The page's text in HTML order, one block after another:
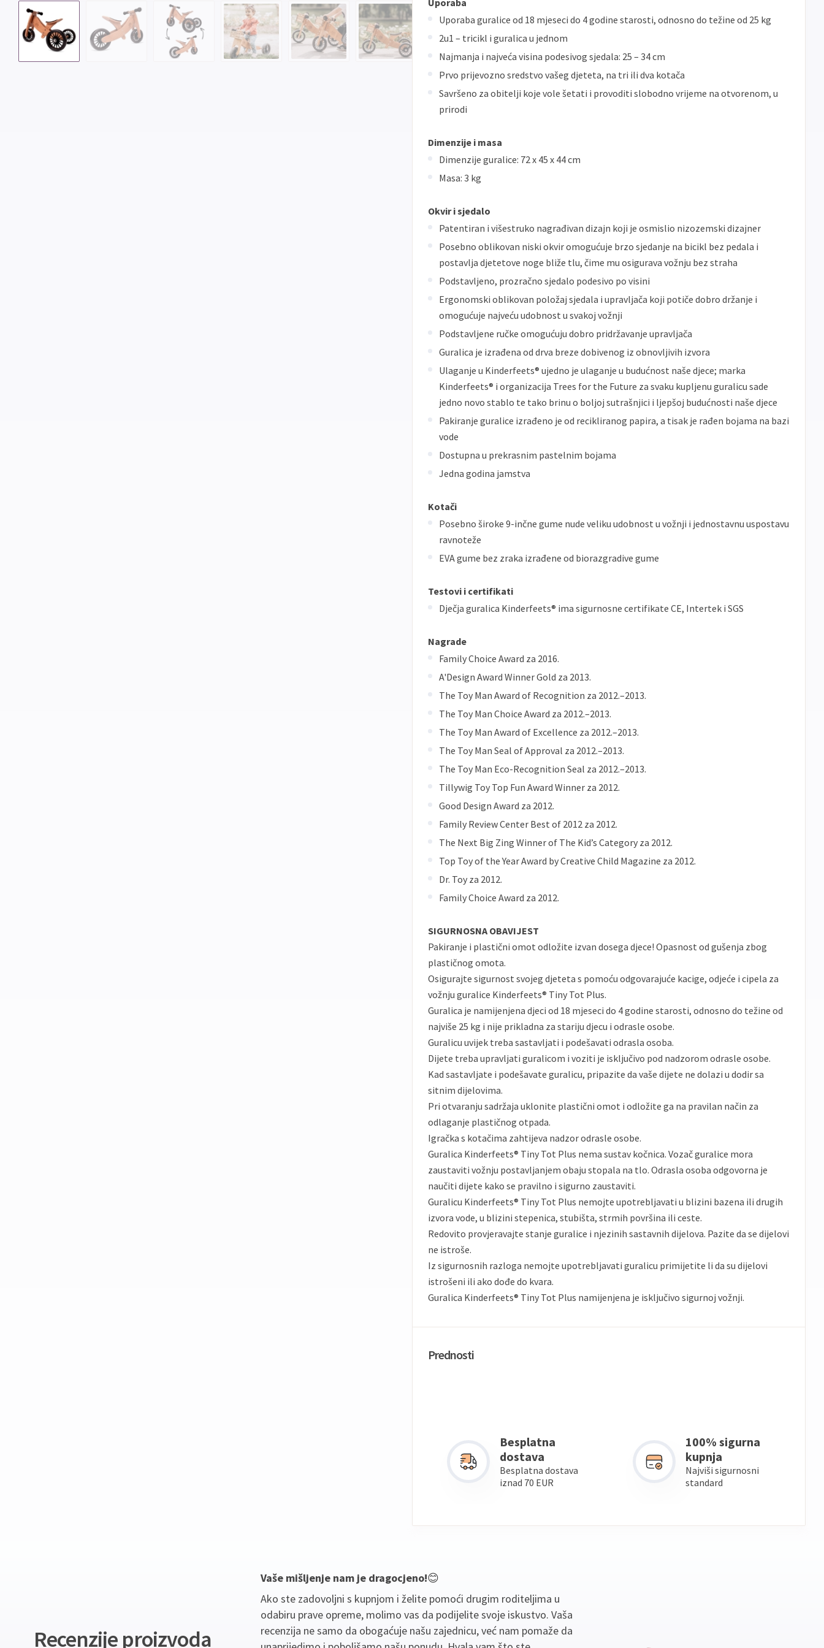
Uporaba
Uporaba guralice od 18 mjeseci do 4 godine starosti, odnosno do težine od 25 kg
2u1 – tricikl i guralica u jednom
Najmanja i najveća visina podesivog sjedala: 25 – 34 cm
Prvo prijevozno sredstvo vašeg djeteta, na tri ili dva kotača
Savršeno za obitelji koje vole šetati i provoditi slobodno vrijeme na otvorenom, u
prirodi
Dimenzije i masa
Dimenzije guralice: 72 x 45 x 44 cm
Masa: 3 kg
Okvir i sjedalo
Patentiran i višestruko nagrađivan dizajn koji je osmislio nizozemski dizajner
Posebno oblikovan niski okvir omogućuje brzo sjedanje na bicikl bez pedala i
postavlja djetetove noge bliže tlu, čime mu osigurava vožnju bez straha
Podstavljeno, prozračno sjedalo podesivo po visini
Ergonomski oblikovan položaj sjedala i upravljača koji potiče dobro držanje i
omogućuje najveću udobnost u svakoj vožnji
Podstavljene ručke omogućuju dobro pridržavanje upravljača
Guralica je izrađena od drva breze dobivenog iz obnovljivih izvora
Ulaganje u Kinderfeets® ujedno je ulaganje u budućnost naše djece; marka
Kinderfeets® i organizacija Trees for the Future za svaku kupljenu guralicu sade
jedno novo stablo te tako brinu o boljoj sutrašnjici i ljepšoj budućnosti naše djece
Pakiranje guralice izrađeno je od recikliranog papira, a tisak je rađen bojama na bazi
vode
Dostupna u prekrasnim pastelnim bojama
Jedna godina jamstva
Kotači
Posebno široke 9-inčne gume nude veliku udobnost u vožnji i jednostavnu uspostavu
ravnoteže
EVA gume bez zraka izrađene od biorazgradive gume
Testovi i certifikati
Dječja guralica Kinderfeets® ima sigurnosne certifikate CE, Intertek i SGS
Nagrade
Family Choice Award za 2016.
A'Design Award Winner Gold za 2013.
The Toy Man Award of Recognition za 2012.–2013.
The Toy Man Choice Award za 2012.–2013.
The Toy Man Award of Excellence za 2012.–2013.
The Toy Man Seal of Approval za 2012.–2013.
The Toy Man Eco-Recognition Seal za 2012.–2013.
Tillywig Toy Top Fun Award Winner za 2012.
Good Design Award za 2012.
Family Review Center Best of 2012 za 2012.
The Next Big Zing Winner of The Kid’s Category za 2012.
Top Toy of the Year Award by Creative Child Magazine za 2012.
Dr. Toy za 2012.
Family Choice Award za 2012.
SIGURNOSNA OBAVIJEST
Pakiranje i plastični omot odložite izvan dosega djece! Opasnost od gušenja zbog
plastičnog omota.
Osigurajte sigurnost svojeg djeteta s pomoću odgovarajuće kacige, odjeće i cipela za
vožnju guralice Kinderfeets® Tiny Tot Plus.
Guralica je namijenjena djeci od 18 mjeseci do 4 godine starosti, odnosno do težine od
najviše 25 kg i nije prikladna za stariju djecu i odrasle osobe.
Guralicu uvijek treba sastavljati i podešavati odrasla osoba.
Dijete treba upravljati guralicom i voziti je isključivo pod nadzorom odrasle osobe.
Kad sastavljate i podešavate guralicu, pripazite da vaše dijete ne dolazi u dodir sa
sitnim dijelovima.
Pri otvaranju sadržaja uklonite plastični omot i odložite ga na pravilan način za
odlaganje plastičnog otpada.
Igračka s kotačima zahtijeva nadzor odrasle osobe.
Guralica Kinderfeets® Tiny Tot Plus nema sustav kočnica. Vozač guralice mora
zaustaviti vožnju postavljanjem obaju stopala na tlo. Odrasla osoba odgovorna je
naučiti dijete kako se pravilno i sigurno zaustaviti.
Guralicu Kinderfeets® Tiny Tot Plus nemojte upotrebljavati u blizini bazena ili drugih
izvora vode, u blizini stepenica, stubišta, strmih površina ili ceste.
Redovito provjeravajte stanje guralice i njezinih sastavnih dijelova. Pazite da se dijelovi
ne istroše.
Iz sigurnosnih razloga nemojte upotrebljavati guralicu primijetite li da su dijelovi
istrošeni ili ako dođe do kvara.
Guralica Kinderfeets® Tiny Tot Plus namijenjena je isključivo sigurnoj vožnji.
Prednosti
Besplatna
dostava
Besplatna dostava
iznad 70 EUR
100% sigurna
kupnja
Najviši sigurnosni
standard
Recenzije proizvoda
Vaše mišljenje nam je dragocjeno!😊
Ako ste zadovoljni s kupnjom i želite pomoći drugim roditeljima u
odabiru prave opreme, molimo vas da podijelite svoje iskustvo. Vaša
recenzija ne samo da obogaćuje našu zajednicu, već nam pomaže da